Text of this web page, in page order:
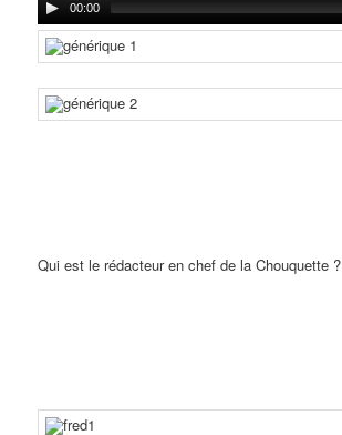
00:00
Qui est le rédacteur en chef de la Chouquette ?